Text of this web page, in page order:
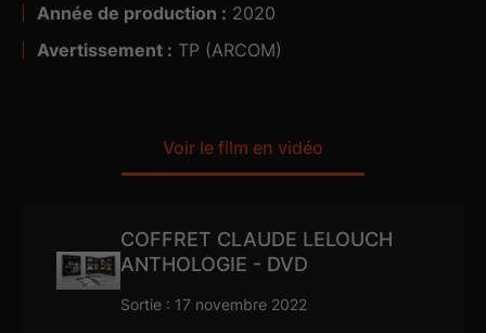
Année de production : 2020
Avertissement : TP (ARCOM)
Voir le film en vidéo
COFFRET CLAUDE LELOUCH
ANTHOLOGIE - DVD
Sortie : 17 novembre 2022